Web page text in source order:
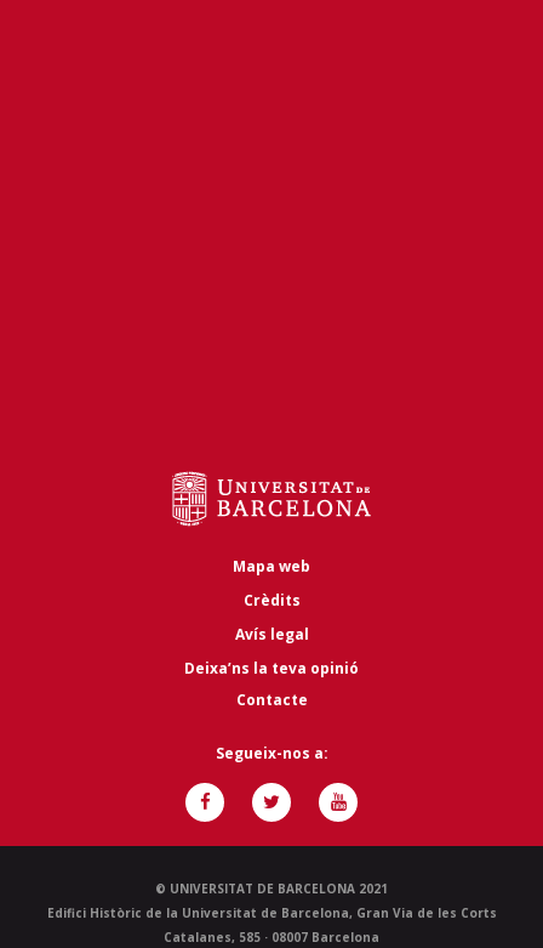
Mapa web
Crèdits
Avís legal
Deixa’ns la teva opinió
Contacte
Segueix-nos a:
© UNIVERSITAT DE BARCELONA 2021
Edifici Històric de la Universitat de Barcelona, Gran Via de les Corts
Catalanes, 585 · 08007 Barcelona